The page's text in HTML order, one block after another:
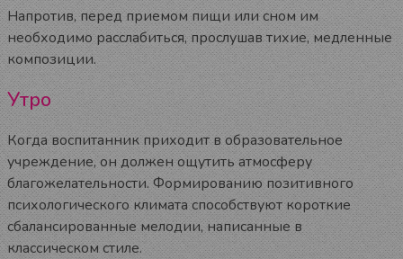
Напротив, перед приемом пищи или сном им
необходимо расслабиться, прослушав тихие, медленные
композиции.
Утро
Когда воспитанник приходит в образовательное
учреждение, он должен ощутить атмосферу
благожелательности. Формированию позитивного
психологического климата способствуют короткие
сбалансированные мелодии, написанные в
классическом стиле.